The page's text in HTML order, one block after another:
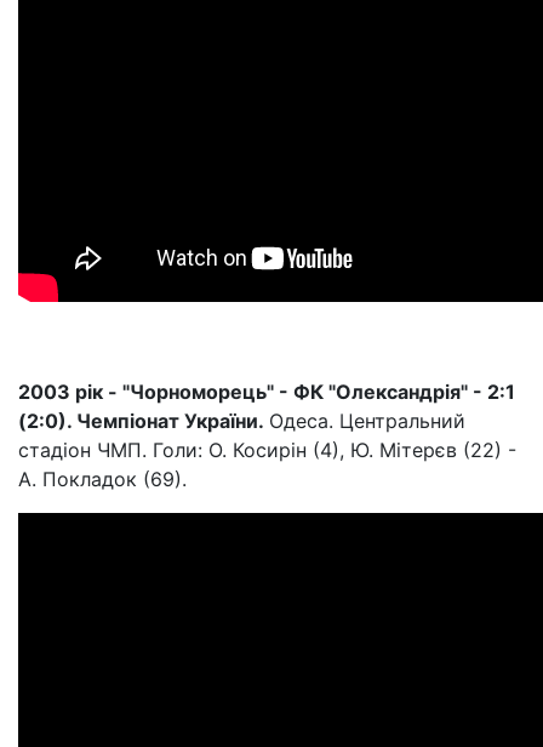
2003 рік - "Чорноморець" - ФК "Олександрія" - 2:1
(2:0). Чемпіонат України. Одеса. Центральний
стадіон ЧМП. Голи: О. Косирін (4), Ю. Мітерєв (22) -
А. Покладок (69).